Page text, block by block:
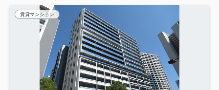
賃貸マンション